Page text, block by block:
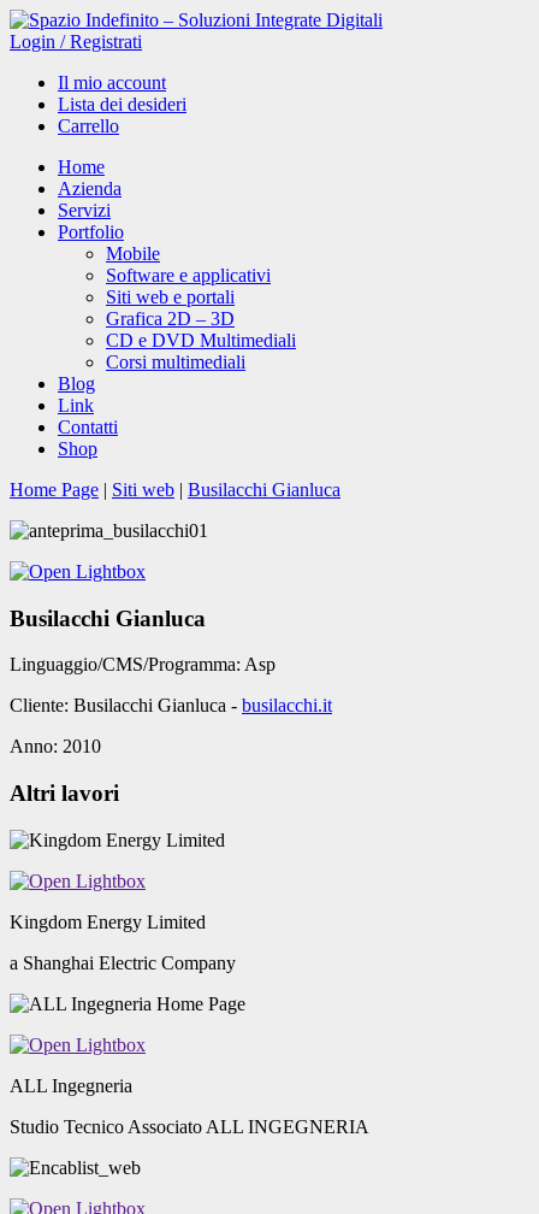
Login /Registrati
Il mio account
Lista dei desideri
Carrello
Home
Azienda
Servizi
Portfolio
Mobile
Software e applicativi
Siti web e portali
Grafica 2D – 3D
CD e DVD Multimediali
Corsi multimediali
Blog
Link
Contatti
Shop
Home Page | Siti web | Busilacchi Gianluca
Busilacchi Gianluca
Linguaggio/CMS/Programma: Asp
Cliente: Busilacchi Gianluca - busilacchi.it
Anno: 2010
Altri lavori
Kingdom Energy Limited
a Shanghai Electric Company
ALL Ingegneria
Studio Tecnico Associato ALL INGEGNERIA